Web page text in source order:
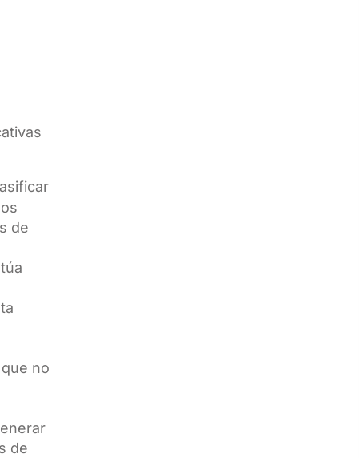
de
no
de